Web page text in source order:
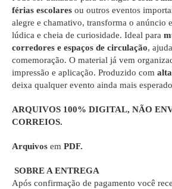
férias escolares ou outros eventos
alegre e chamativo, transforma o anúncio
lúdica e cheia de curiosidade. Ideal para
corredores e espaços de circulação,
comemoração. O material já vem
impressão e aplicação. Produzido com
deixa qualquer evento ainda mais
ARQUIVOS 100% DIGITAL, NÃO
CORREIOS.
Arquivos em PDF.
SOBRE A ENTREGA
Após confirmação de pagamento você